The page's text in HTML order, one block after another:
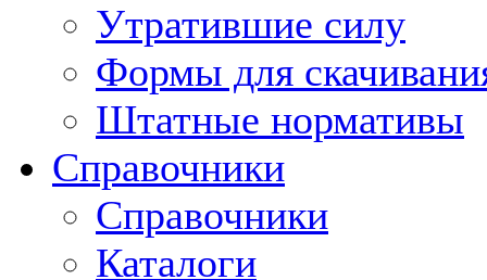
Утратившие силу
Формы для
Штатные нормативы
Справочники
Справочники
Каталоги